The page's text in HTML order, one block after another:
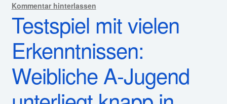
Kommentar hinterlassen
Testspiel mit vielen
Erkenntnissen:
Weibliche A-Jugend